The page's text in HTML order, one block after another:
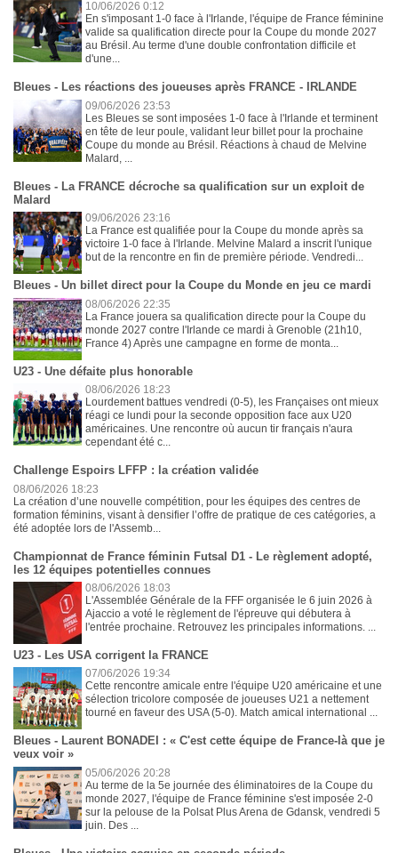
10/06/2026 0:12
En s'imposant 1-0 face à l'Irlande, l'équipe de France féminine
valide sa qualification directe pour la Coupe du monde 2027
au Brésil. Au terme d'une double confrontation difficile et
d'une...
Bleues - Les réactions des joueuses après FRANCE - IRLANDE
09/06/2026 23:53
Les Bleues se sont imposées 1-0 face à l'Irlande et terminent
en tête de leur poule, validant leur billet pour la prochaine
Coupe du monde au Brésil. Réactions à chaud de Melvine
Malard, ...
Bleues - La FRANCE décroche sa qualification sur un exploit de
Malard
09/06/2026 23:16
La France est qualifiée pour la Coupe du monde après sa
victoire 1-0 face à l'Irlande. Melvine Malard a inscrit l'unique
but de la rencontre en fin de première période. Vendredi...
Bleues - Un billet direct pour la Coupe du Monde en jeu ce mardi
08/06/2026 22:35
La France jouera sa qualification directe pour la Coupe du
monde 2027 contre l'Irlande ce mardi à Grenoble (21h10,
France 4) Après une campagne en forme de monta...
U23 - Une défaite plus honorable
08/06/2026 18:23
Lourdement battues vendredi (0-5), les Françaises ont mieux
réagi ce lundi pour la seconde opposition face aux U20
américaines. Une rencontre où aucun tir français n'aura
cependant été c...
Challenge Espoirs LFFP : la création validée
08/06/2026 18:23
La création d’une nouvelle compétition, pour les équipes des centres de
formation féminins, visant à densifier l’offre de pratique de ces catégories, a
été adoptée lors de l'Assemb...
Championnat de France féminin Futsal D1 - Le règlement adopté,
les 12 équipes potentielles connues
08/06/2026 18:03
L'Assemblée Générale de la FFF organisée le 6 juin 2026 à
Ajaccio a voté le règlement de l'épreuve qui débutera à
l'entrée prochaine. Retrouvez les principales informations. ...
U23 - Les USA corrigent la FRANCE
07/06/2026 19:34
Cette rencontre amicale entre l'équipe U20 américaine et une
sélection tricolore composée de joueuses U21 a nettement
tourné en faveur des USA (5-0). Match amical international ...
Bleues - Laurent BONADEI : « C'est cette équipe de France-là que je
veux voir »
05/06/2026 20:28
Au terme de la 5e journée des éliminatoires de la Coupe du
monde 2027, l'équipe de France féminine s'est imposée 2-0
sur la pelouse de la Polsat Plus Arena de Gdansk, vendredi 5
juin. Des ...